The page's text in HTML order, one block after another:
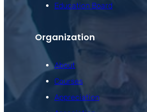
Education Board
Organization
About
Courses
Appreciation